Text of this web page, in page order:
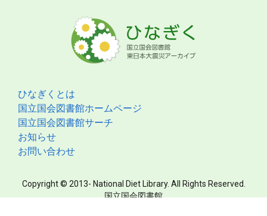
ひなぎくとは
国立国会図書館ホームページ
国立国会図書館サーチ
お知らせ
お問い合わせ
Copyright © 2013- National Diet Library. All Rights Reserved.